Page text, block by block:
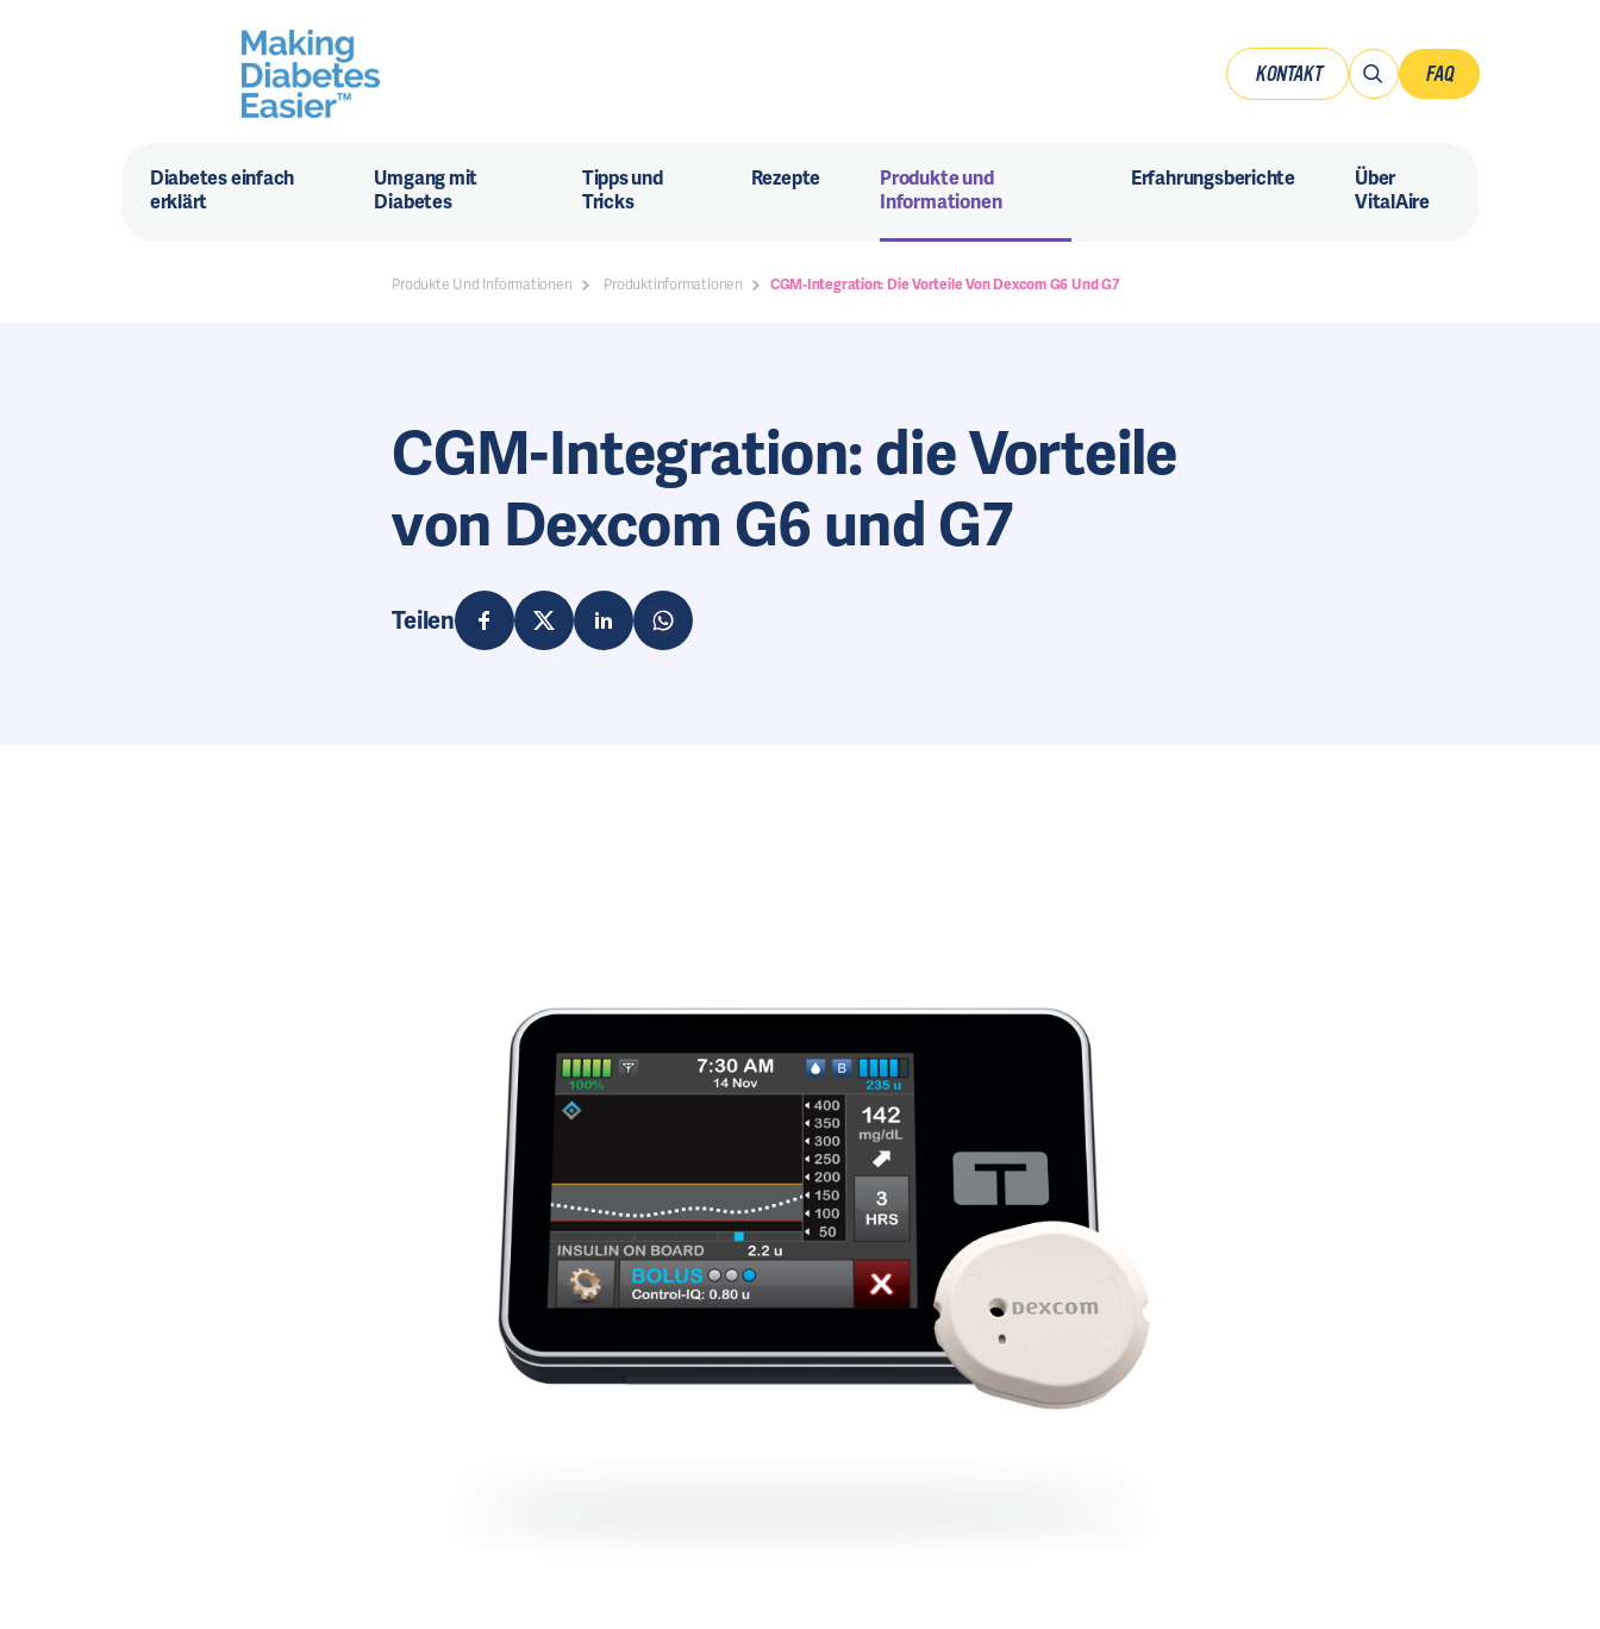
KONTAKT FAQ
Diabetes einfach
erklärt
Umgang mit
Diabetes
Tipps und
Tricks
Rezepte
Produkte und
Informationen
Erfahrungsberichte
Über
VitalAire
Produkte Und Informationen Produktinformationen CGM-Integration: Die Vorteile Von Dexcom G6 Und G7
CGM-Integration: die Vorteile
von Dexcom G6 und G7
Teilen